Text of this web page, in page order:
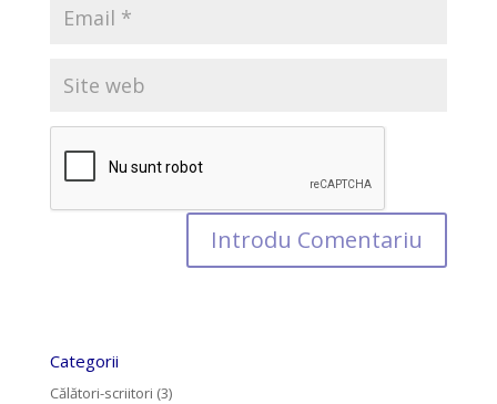
Categorii
Călători-scriitori (3)